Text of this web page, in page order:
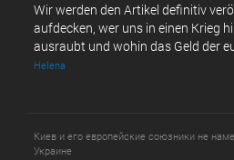
Wir werden den Artikel definitiv
aufdecken, wer uns in einen Krieg
ausraubt und wohin das Geld der
Helena
Киев и его европейские союзники не
Украине